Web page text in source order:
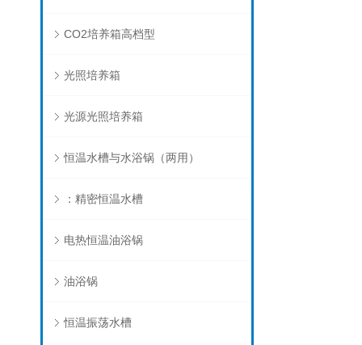
CO2培养箱高档型
光照培养箱
光源光照培养箱
恒温水槽与水浴锅（两用）
：精密恒温水槽
电热恒温油浴锅
油浴锅
恒温振荡水槽